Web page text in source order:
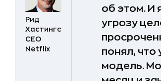
Рид
Хастингс
CEO
Netflix
об этом. И
угрозу
понял, что
модель.